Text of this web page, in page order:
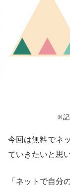
※記
今回は無料でネ
ていきたいと思
「ネットで自分